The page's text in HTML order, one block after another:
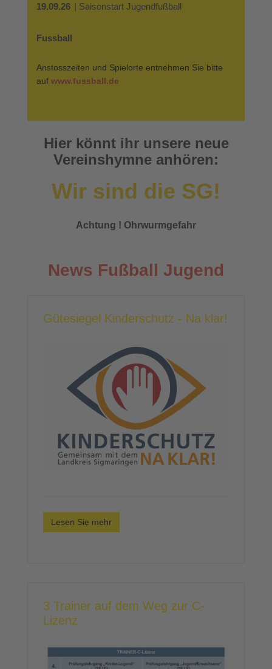
19.09.26 | Saisonstart Jugendfußball
Fussball
Anstosszeiten und Spielorte entnehmen Sie bitte
auf www.fussball.de
Hier könnt ihr unsere neue
Vereinshymne anhören:
Wir sind die SG!
Achtung ! Ohrwurmgefahr
News Fußball Jugend
Gütesiegel Kinderschutz - Na klar!
Lesen Sie mehr
3 Trainer auf dem Weg zur C-
Lizenz